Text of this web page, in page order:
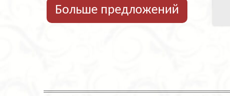
Больше предложений